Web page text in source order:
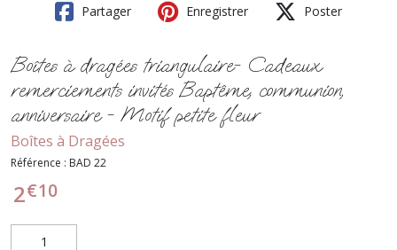
Partager Enregistrer Poster
Boîtes à dragées triangulaire- Cadeaux
remerciements invités Baptême, communion,
anniversaire - Motif petite fleur
Boîtes à Dragées
Référence : BAD 22
2€10